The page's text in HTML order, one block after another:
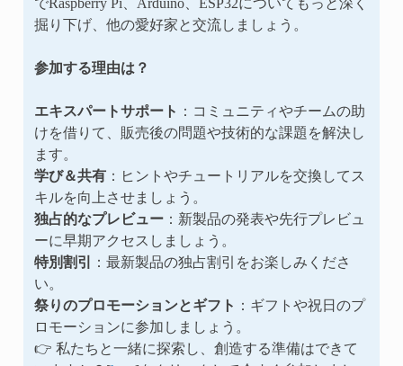
掘り下げ、他の愛好家と交流しましょう。
参加する理由は？
エキスパートサポート
：コミュニティやチームの助
けを借りて、販売後の問題や技術的な課題を解決し
ます。
学び＆共有：ヒントやチュートリアルを交換してス
キルを向上させましょう。
独占的なプレビュー：新製品の発表や先行プレビュ
ーに早期アクセスしましょう。
特別割引
：最新製品の独占割引をお楽しみくださ
い。
祭りのプロモーションとギフト
：ギフトや祝日のプ
ロモーションに参加しましょう。
👉 私たちと一緒に探索し、創造する準備はできて